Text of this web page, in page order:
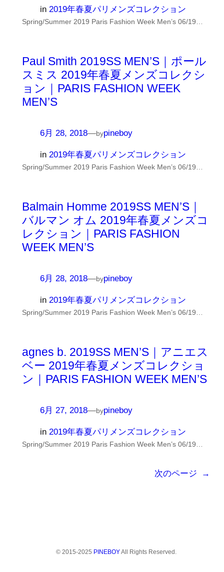
in 2019年春夏パリメンズコレクション
Spring/Summer 2019 Paris Fashion Week Men’s 06/19…
Paul Smith 2019SS MEN’S｜ポール
スミス 2019年春夏メンズコレクシ
ョン｜PARIS FASHION WEEK
MEN’S
6月 28, 2018—bypineboy
in 2019年春夏パリメンズコレクション
Spring/Summer 2019 Paris Fashion Week Men’s 06/19…
Balmain Homme 2019SS MEN’S｜
バルマン オム 2019年春夏メンズコ
レクション｜PARIS FASHION
WEEK MEN’S
6月 28, 2018—bypineboy
in 2019年春夏パリメンズコレクション
Spring/Summer 2019 Paris Fashion Week Men’s 06/19…
agnes b. 2019SS MEN’S｜アニエス
ベー 2019年春夏メンズコレクショ
ン｜PARIS FASHION WEEK MEN’S
6月 27, 2018—bypineboy
in 2019年春夏パリメンズコレクション
Spring/Summer 2019 Paris Fashion Week Men’s 06/19…
次のページ →
© 2015-2025 PINEBOYAll Rights Reserved.